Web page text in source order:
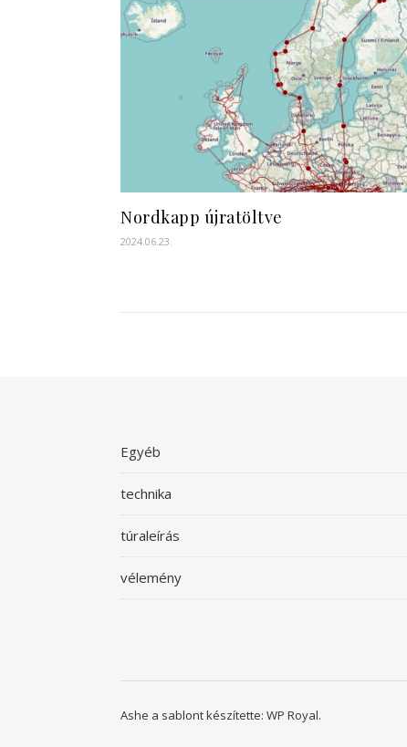
Nordkapp újratöltve
2024.06.23.
Egyéb
technika
túraleírás
vélemény
Ashe a sablont készítette: WP Royal.